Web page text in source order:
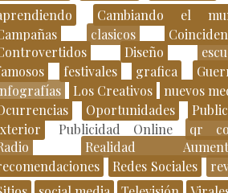
Cambiando el
clasicos
Diseño
festivales grafica
Los Creativos
nuevos
Oportunidades
Publicidad Online
qr
Realidad
Redes Sociales